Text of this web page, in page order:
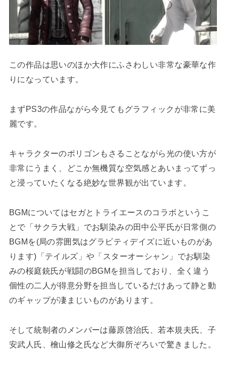
この作品は思いのほか大作にふさわしい非常な豪華な作
りになっています。
まずPS3の作品ながら今見てもグラフィックが非常に美
麗です。
キャラクターのポリゴンもさることながら光の使い方が
非常にうまく、どこか無機質な空気感とあいまってずっ
と浸っていたくなる絶妙な世界観が出ています。
BGMについてはセガとトライエースのコラボというこ
とで「サクラ大戦」でお馴染みの田中公平氏が日常側の
BGMを(局の雰囲気はグラビティデイズに近いものがあ
ります)「テイルズ」や「スターオーシャン」でお馴染
みの桜庭銃氏が戦闘のBGMを担当しており、全く違う
個性の二人が得意分野を担当しているだけあって静と動
のギャップが凄まじいものがあります。
そして統制者のメンバーは藤原啓治氏、若本規夫氏、子
安武人氏、檜山修之氏など大御所ぞろいで驚きました。